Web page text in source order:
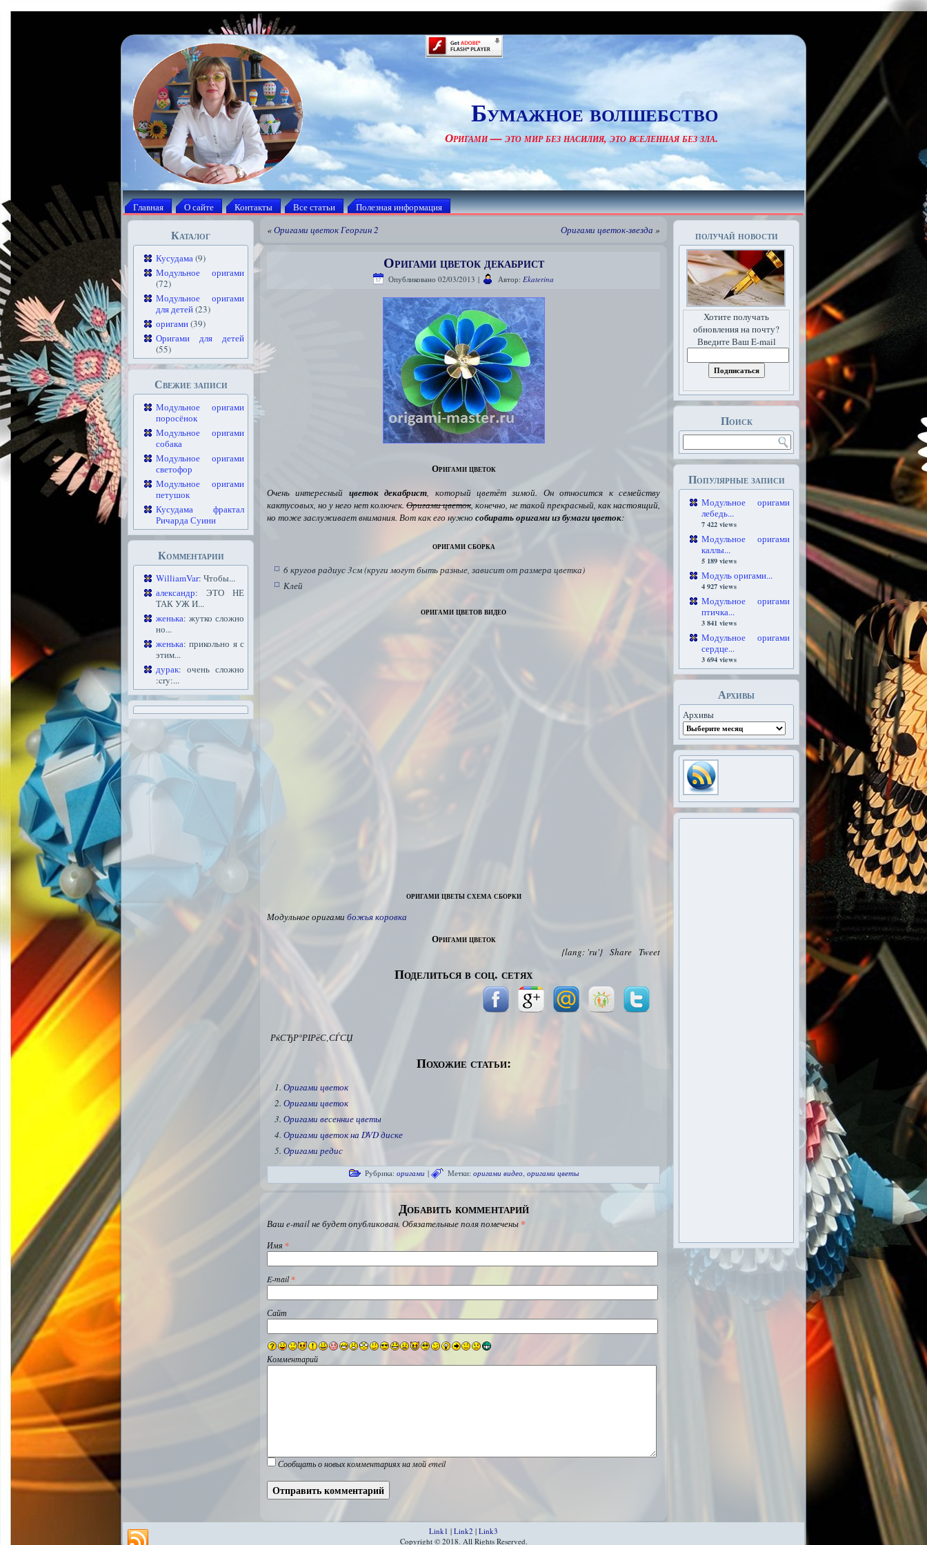
Бумажное волшебство
Оригами — это мир без насилия, это вселенная без зла.
Главная О сайте Контакты Все статьи Полезная информация
Каталог
Кусудама(9)
Модульное оригами
(72)
Модульное оригами
для детей(23)
оригами(39)
Оригами для детей
(55)
Свежие записи
Модульное оригами
поросёнок
Модульное оригами
собака
Модульное оригами
светофор
Модульное оригами
петушок
Кусудама фрактал
Ричарда Суини
Комментарии
WilliamVar: Чтобы...
александр: ЭТО НЕ
ТАК УЖ И...
женька: жутко сложно
но...
женька: прикольно я с
этим...
дурак: очень сложно
:cry:...
«Оригами цветок Георгин 2 Оригами цветок-звезда »
Оригами цветок декабрист
Опубликовано 02/03/2013 | Автор: Ekaterina
Оригами цветок
Очень интересный цветок декабрист, который цветёт зимой. Он относится к семейству
кактусовых, но у него нет колючек. Оригами цветок, конечно, не такой прекрасный, как настоящий,
но тоже заслуживает внимания. Вот как его нужно собирать оригами из бумаги цветок:
оригами сборка
6 кругов радиус 3см (круги могут быть разные, зависит от размера цветка)
Клей
оригами цветов видео
оригами цветы схема сборки
Модульное оригами божья коровка
Оригами цветок
Tweet
Share
{lang: 'ru'}
Поделиться в соц. сетях
РќСЂР°РІРёС‚СЃСЏ
Похожие статьи:
Оригами цветок
Оригами цветок
Оригами весенние цветы
Оригами цветок на DVD диске
Оригами редис
Рубрика: оригами | Метки: оригами видео, оригами цветы
Добавить комментарий
Ваш e-mail не будет опубликован. Обязательные поля помечены *
Имя *
E-mail*
Сайт
Комментарий
Сообщать о новых комментариях на мой emeil
получай новости
Хотите получать
обновления на почту?
Введите Ваш E-mail
Поиск
Популярные записи
Модульное оригами
лебедь...
7 422 views
Модульное оригами
каллы...
5 189 views
Модуль оригами...
4 927 views
Модульное оригами
птичка...
3 841 views
Модульное оригами
сердце...
3 694 views
Архивы
Архивы
Link1 | Link2 | Link3
Copyright © 2018. All Rights Reserved.